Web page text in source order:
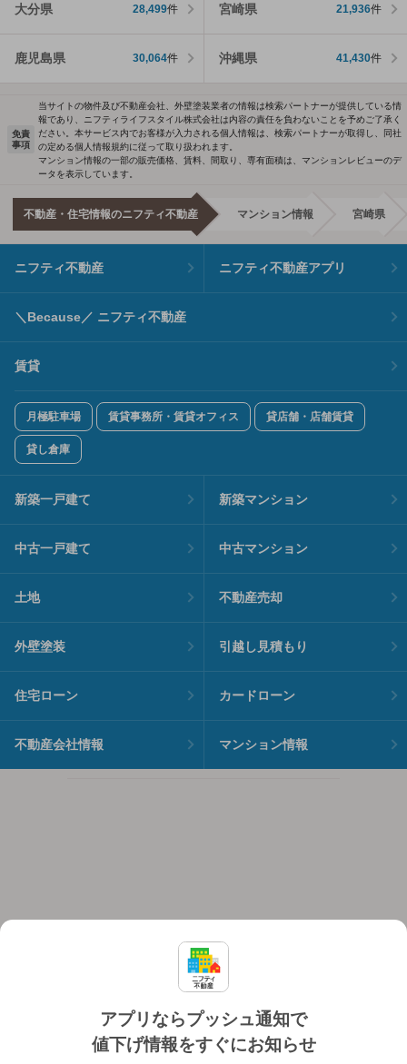
大分県 28,499件 宮崎県 21,936件
鹿児島県 30,064件 沖縄県 41,430件
アプリならプッシュ通知で
値下げ情報をすぐにお知らせ
免責
事項
当サイトの物件及び不動産会社、外壁塗装業者の情報は検索パートナーが提供している情
報であり、ニフティライフスタイル株式会社は内容の責任を負わないことを予めご了承く
ださい。本サービス内でお客様が入力される個人情報は、検索パートナーが取得し、同社
の定める個人情報規約に従って取り扱われます。
マンション情報の一部の販売価格、賃料、間取り、専有面積は、マンションレビューのデ
ータを表示しています。
不動産・住宅情報のニフティ不動産 マンション情報 宮崎県
ニフティ不動産 ニフティ不動産アプリ
＼Because／ ニフティ不動産
賃貸
月極駐車場 賃貸事務所・賃貸オフィス 貸店舗・店舗賃貸
貸し倉庫
新築一戸建て 新築マンション
中古一戸建て 中古マンション
土地 不動産売却
外壁塗装 引越し見積もり
住宅ローン カードローン
不動産会社情報 マンション情報
個人情報保護ポリシー 利用規約